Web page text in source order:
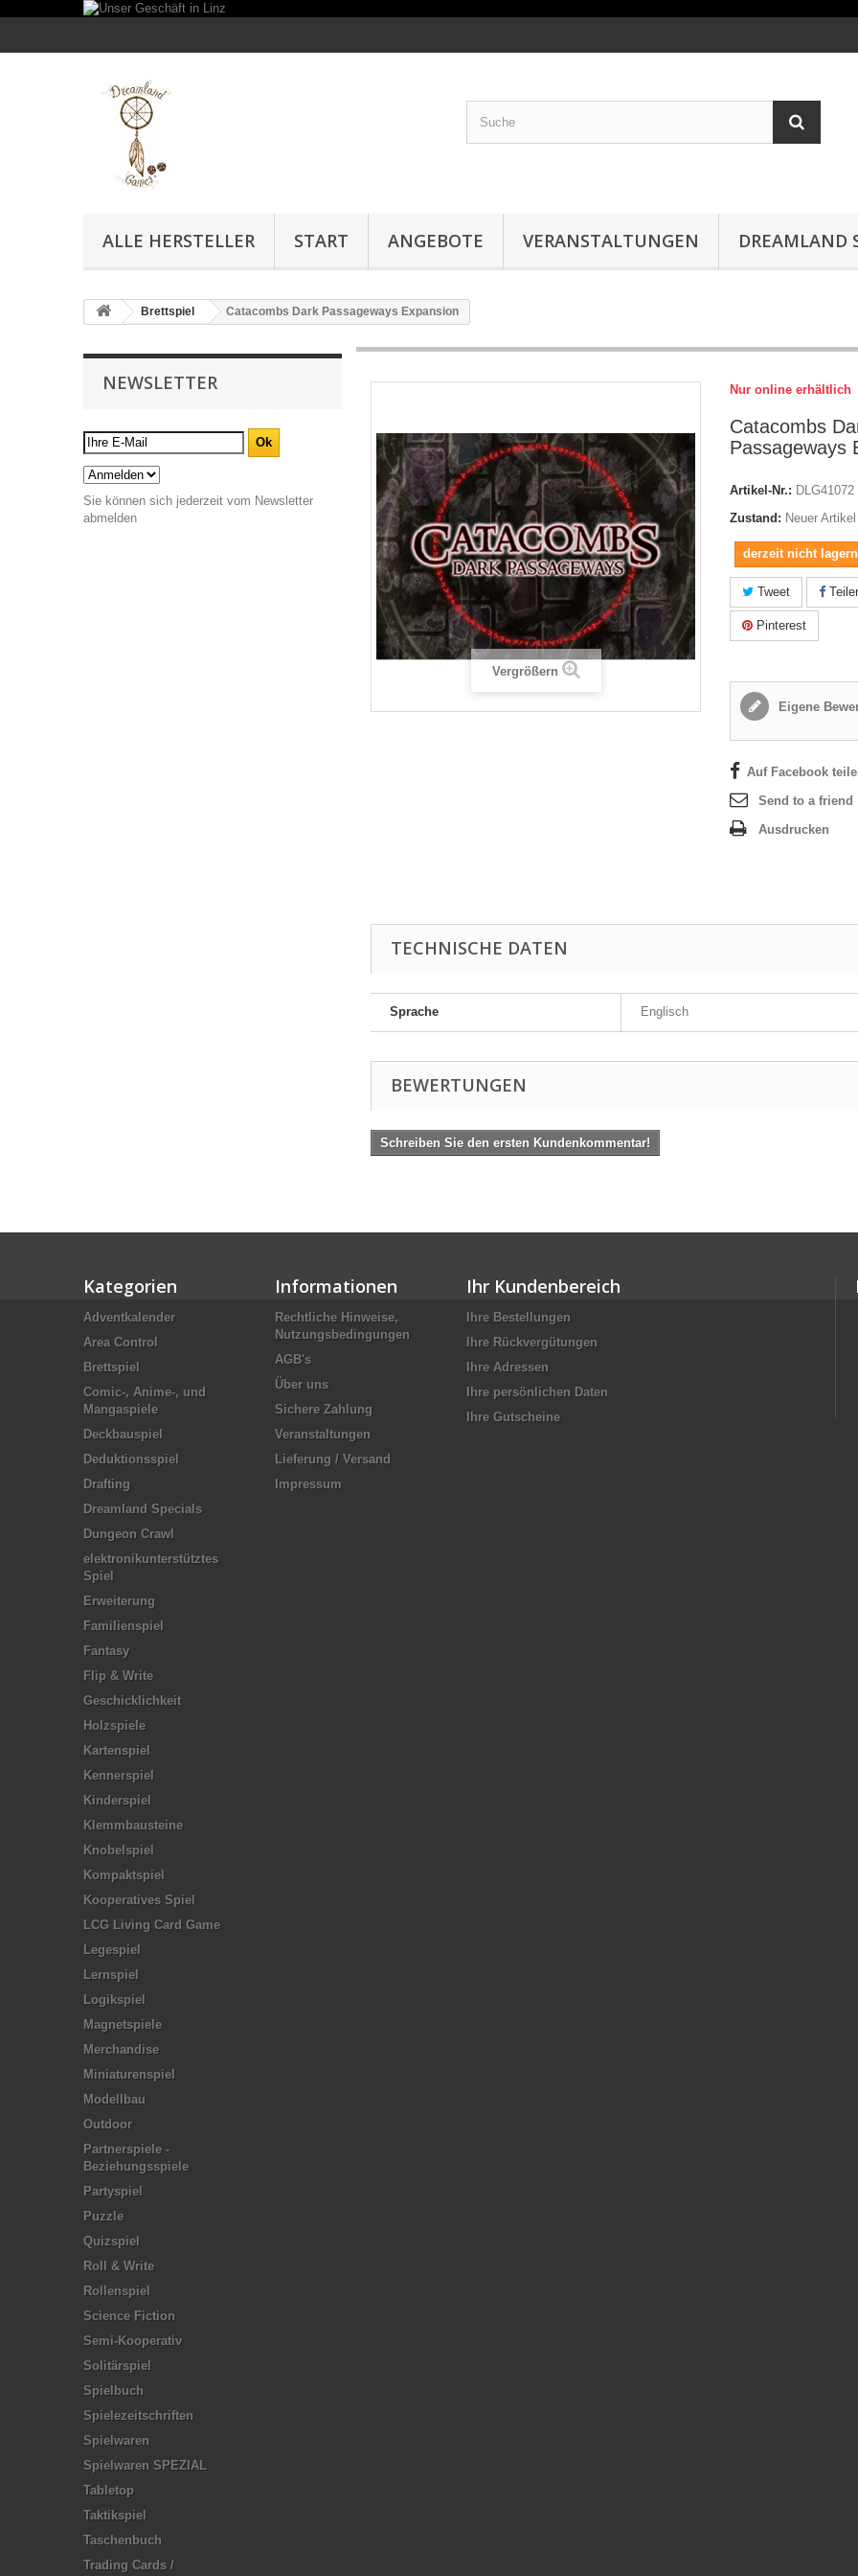
ALLE HERSTELLER START ANGEBOTE VERANSTALTUNGEN DREAMLAND
Brettspiel Catacombs Dark Passageways Expansion
NEWSLETTER
Sie können sich jederzeit vom Newsletter
abmelden
Vergrößern
Nur online erhältlich
Catacombs
Passageways
Artikel-Nr.: DLG41072
Zustand: Neuer Artikel
derzeit nicht
Tweet
Pinterest
Eigene
Auf Facebook
Send to a friend
Ausdrucken
TECHNISCHE DATEN
Sprache Englisch
BEWERTUNGEN
Schreiben Sie den ersten Kundenkommentar!
Kategorien
Adventkalender
Area Control
Brettspiel
Comic-, Anime-, und
Mangaspiele
Deckbauspiel
Deduktionsspiel
Drafting
Dreamland Specials
Dungeon Crawl
elektronikunterstütztes
Spiel
Erweiterung
Familienspiel
Fantasy
Flip & Write
Geschicklichkeit
Holzspiele
Kartenspiel
Kennerspiel
Kinderspiel
Klemmbausteine
Knobelspiel
Kompaktspiel
Kooperatives Spiel
LCG Living Card Game
Legespiel
Lernspiel
Logikspiel
Magnetspiele
Merchandise
Miniaturenspiel
Modellbau
Outdoor
Partnerspiele -
Beziehungsspiele
Partyspiel
Puzzle
Quizspiel
Roll & Write
Rollenspiel
Science Fiction
Semi-Kooperativ
Solitärspiel
Spielbuch
Spielezeitschriften
Spielwaren
Spielwaren SPEZIAL
Tabletop
Taktikspiel
Taschenbuch
Trading Cards /
Informationen
Rechtliche Hinweise,
Nutzungsbedingungen
AGB's
Über uns
Sichere Zahlung
Veranstaltungen
Lieferung / Versand
Impressum
Ihr Kundenbereich
Ihre Bestellungen
Ihre Rückvergütungen
Ihre Adressen
Ihre persönlichen Daten
Ihre Gutscheine